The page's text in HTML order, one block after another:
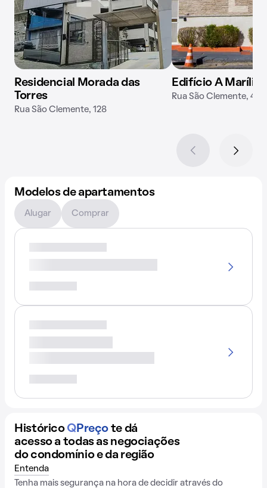
Residencial Morada das
Torres
Rua São Clemente, 128
Edifício A Marília
Rua São Clemente, 445
Modelos de apartamentos
Alugar Comprar
Histórico QPreço te dá
acesso a todas as negociações
do condomínio e da região
Entenda
Tenha mais segurança na hora de decidir através do